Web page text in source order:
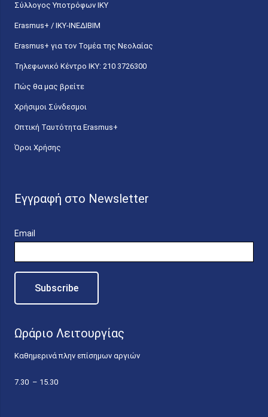
Σύλλογος Υποτρόφων ΙΚΥ
Erasmus+ / ΙΚΥ-ΙΝΕΔΙΒΙΜ
Erasmus+ για τον Τομέα της Νεολαίας
Τηλεφωνικό Κέντρο IKY: 210 3726300
Πώς θα μας βρείτε
Χρήσιμοι Σύνδεσμοι
Οπτική Ταυτότητα Erasmus+
Όροι Χρήσης
Εγγραφή στο Newsletter
Email
Ωράριο Λειτουργίας
Καθημερινά πλην επίσημων αργιών
7.30 – 15.30